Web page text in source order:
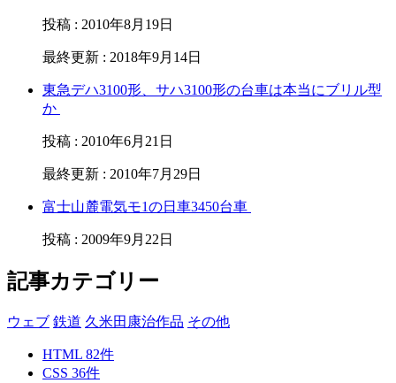
投稿 : 2010年8月19日
最終更新 : 2018年9月14日
東急デハ3100形、サハ3100形の台車は本当にブリル型
か
投稿 : 2010年6月21日
最終更新 : 2010年7月29日
富士山麓電気モ1の日車3450台車
投稿 : 2009年9月22日
記事カテゴリー
ウェブ 鉄道 久米田康治作品 その他
HTML 82件
CSS 36件